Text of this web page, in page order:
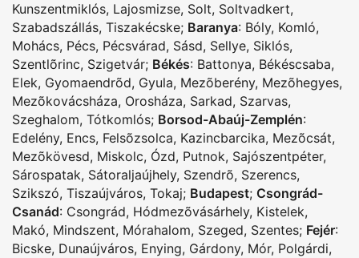
Kunszentmiklós, Lajosmizse, Solt, Soltvadkert,
Szabadszállás, Tiszakécske; Baranya: Bóly, Komló,
Mohács, Pécs, Pécsvárad, Sásd, Sellye, Siklós,
Szentlõrinc, Szigetvár; Békés: Battonya, Békéscsaba,
Elek, Gyomaendrõd, Gyula, Mezõberény, Mezõhegyes,
Mezõkovácsháza, Orosháza, Sarkad, Szarvas,
Szeghalom, Tótkomlós; Borsod-Abaúj-Zemplén:
Edelény, Encs, Felsõzsolca, Kazincbarcika, Mezõcsát,
Mezõkövesd, Miskolc, Ózd, Putnok, Sajószentpéter,
Sárospatak, Sátoraljaújhely, Szendrõ, Szerencs,
Szikszó, Tiszaújváros, Tokaj; Budapest; Csongrád-
Csanád: Csongrád, Hódmezõvásárhely, Kistelek,
Makó, Mindszent, Mórahalom, Szeged, Szentes; Fejér:
Bicske, Dunaújváros, Enying, Gárdony, Mór, Polgárdi,